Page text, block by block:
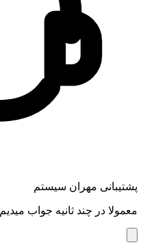
پشتیبانی مهران سیستم
معمولا در چند ثانیه جواب میدیم